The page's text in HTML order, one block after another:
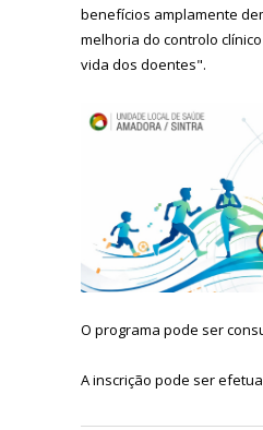
benefícios amplamente
melhoria do controlo
vida dos doentes".
O programa pode ser
A inscrição pode ser